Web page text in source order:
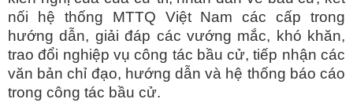
nối hệ thống MTTQ Việt Nam các cấp trong
hướng dẫn, giải đáp các vướng mắc, khó khăn,
trao đổi nghiệp vụ công tác bầu cử, tiếp nhận các
văn bản chỉ đạo, hướng dẫn và hệ thống báo cáo
trong công tác bầu cử.